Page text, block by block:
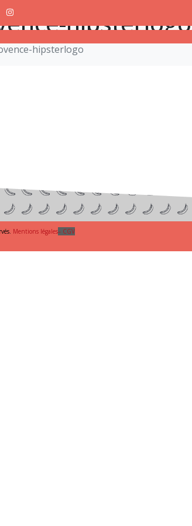
hipsterlogo
hipsterlogo
Mentions légales– CGV